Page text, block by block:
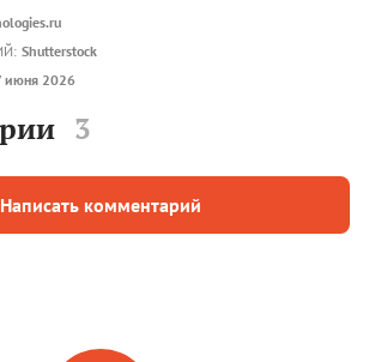
Shutterstock
июня 2026
3
Написать комментарий